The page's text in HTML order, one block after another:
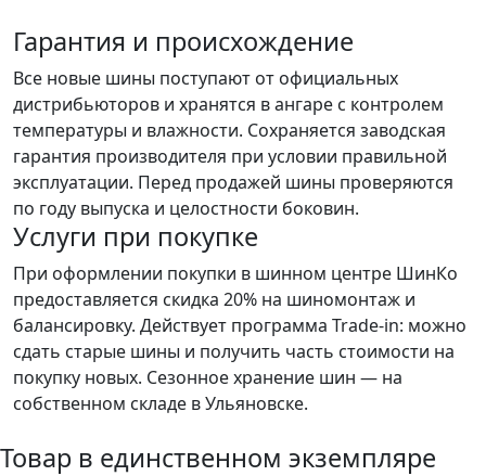
Гарантия и происхождение
Все новые шины поступают от официальных
дистрибьюторов и хранятся в ангаре с контролем
температуры и влажности. Сохраняется заводская
гарантия производителя при условии правильной
эксплуатации. Перед продажей шины проверяются
по году выпуска и целостности боковин.
Услуги при покупке
При оформлении покупки в шинном центре ШинКо
предоставляется скидка 20% на шиномонтаж и
балансировку. Действует программа Trade-in: можно
сдать старые шины и получить часть стоимости на
покупку новых. Сезонное хранение шин — на
собственном складе в Ульяновске.
Товар в единственном экземпляре